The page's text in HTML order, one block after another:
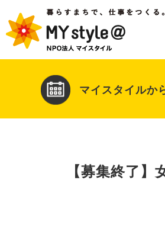
マイスタイルか
【募集終了